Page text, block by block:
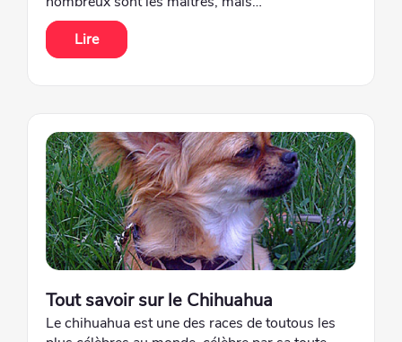
Lire
Tout savoir sur le Chihuahua
Le chihuahua est une des races de toutous les